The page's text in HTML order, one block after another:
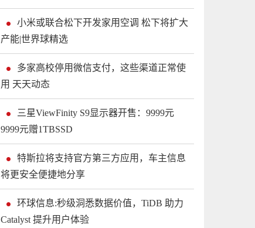
小米或联合松下开发家用空调 松下将扩大
产能|世界球精选
多家高校停用微信支付，这些渠道正常使
用 天天动态
三星ViewFinity S9显示器开售：9999元
9999元赠1TBSSD
特斯拉将支持官方第三方应用，车主信息
将更安全便捷地分享
环球信息:秒级洞悉数据价值，TiDB 助力
Catalyst 提升用户体验